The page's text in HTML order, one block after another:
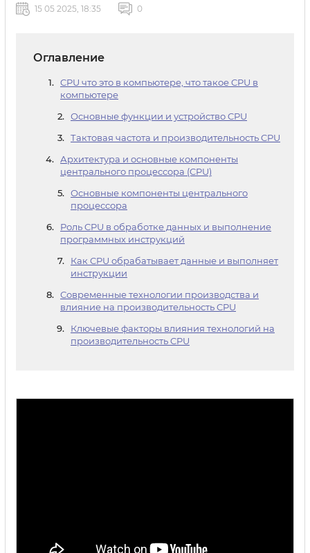
15 05 2025, 18:35 0
Оглавление
CPU что это в компьютере, что такое CPU в
компьютере
Основные функции и устройство CPU
Тактовая частота и производительность CPU
Архитектура и основные компоненты
центрального процессора (CPU)
Основные компоненты центрального
процессора
Роль CPU в обработке данных и выполнение
программных инструкций
Как CPU обрабатывает данные и выполняет
инструкции
Современные технологии производства и
влияние на производительность CPU
Ключевые факторы влияния технологий на
производительность CPU